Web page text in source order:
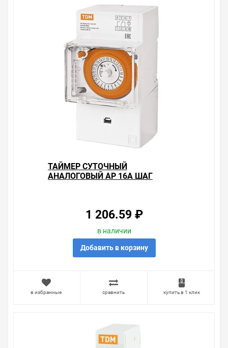
ТАЙМЕР СУТОЧНЫЙ
АНАЛОГОВЫЙ АР 16А ШАГ
1 206.59 ₽
в наличии
Добавить в корзину
в избранные сравнить купить в 1 клик